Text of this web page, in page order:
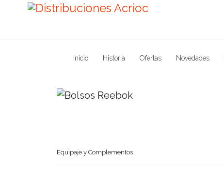
Inicio Historia Ofertas Novedades
Equipaje y Complementos